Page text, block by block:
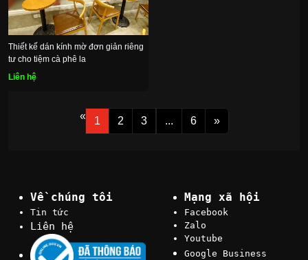
Thiết kế dán kính mờ đơn giản riêng
tư cho tiệm cà phê la
Liên hệ
« 1 2 3 ... 6 »
Về chúng tôi
Tin tức
Liên hệ
Mạng xã hội
Facebook
Zalo
Youtube
Google Business